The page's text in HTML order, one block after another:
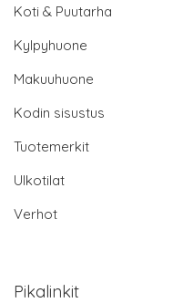
Koti & Puutarha
Kylpyhuone
Makuuhuone
Kodin sisustus
Tuotemerkit
Ulkotilat
Verhot
Pikalinkit